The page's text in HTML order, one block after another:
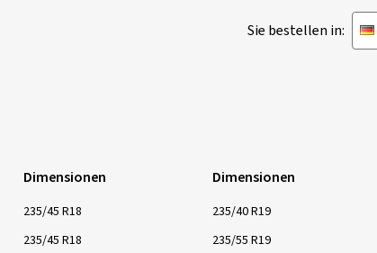
Sie bestellen in:
Dimensionen
235/45 R18
235/45 R18
Dimensionen
235/40 R19
235/55 R19